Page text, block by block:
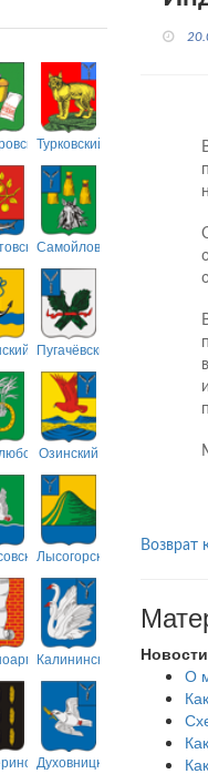
Турковский
Самойловский
Пугачёвский
Озинский
Лысогорский
Калининский
Духовницкий
Возврат
О